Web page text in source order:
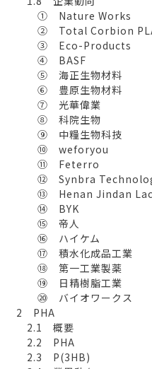
① Nature Works
② Total Corbion
③ Eco-Products
④ BASF
⑤ 海正生物材料
⑥ 豊原生物材料
⑦ 光華偉業
⑧ 科院生物
⑨ 中糧生物科技
⑩ weforyou
⑪ Feterro
⑫ Synbra
⑬ Henan Jindan
⑭ BYK
⑮ 帝人
⑯ ハイケム
⑰ 積水化成品工業
⑱ 第一工業製薬
⑲ 日精樹脂工業
⑳ バイオワークス
2 PHA
2.1 概要
2.2 PHA
2.3 P(3HB)